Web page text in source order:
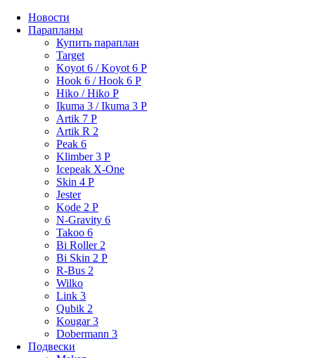
Новости
Парапланы
Купить параплан
Target
Koyot 6 / Koyot 6 P
Hook 6 / Hook 6 P
Hiko / Hiko P
Ikuma 3 / Ikuma 3 P
Artik 7 P
Artik R 2
Peak 6
Klimber 3 P
Icepeak X-One
Skin 4 P
Jester
Kode 2 P
N-Gravity 6
Takoo 6
Bi Roller 2
Bi Skin 2 P
R-Bus 2
Wilko
Link 3
Qubik 2
Kougar 3
Dobermann 3
Подвески